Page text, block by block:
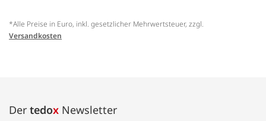
*Alle Preise in Euro, inkl. gesetzlicher Mehrwertsteuer, zzgl.
Versandkosten
Der tedox Newsletter